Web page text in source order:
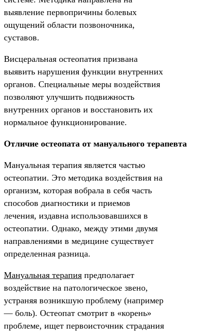
выявление первопричины болевых
ощущений области позвоночника,
суставов.
Висцеральная остеопатия призвана
выявить нарушения функции внутренних
органов. Специальные меры воздействия
позволяют улучшить подвижность
внутренних органов и восстановить их
нормальное функционирование.
Отличие остеопата от мануального терапевта
Мануальная терапия является частью
остеопатии. Это методика воздействия на
организм, которая вобрала в себя часть
способов диагностики и приемов
лечения, издавна использовавшихся в
остеопатии. Однако, между этими двумя
направлениями в медицине существует
определенная разница.
Мануальная терапия предполагает
воздействие на патологическое звено,
устраняя возникшую проблему (например
— боль). Остеопат смотрит в «корень»
проблеме, ищет первоисточник страдания